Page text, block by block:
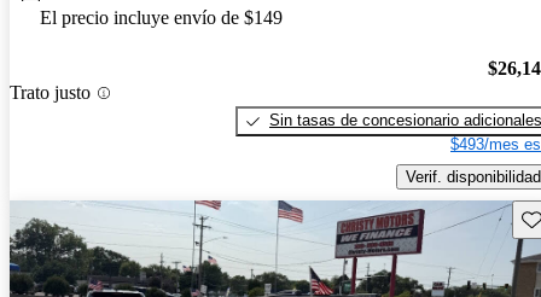
El precio incluye envío de $149
Trato justo
Sin tasas de concesionario adicionales
$493/mes
Verif. disponibilidad